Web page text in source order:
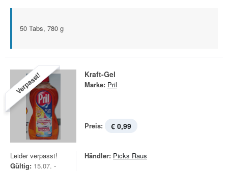
50 Tabs, 780 g
Verpasst! Kraft-Gel
Marke: Pril
Preis: € 0,99
Leider verpasst!
Gültig: 15.07. -
Händler: Picks Raus